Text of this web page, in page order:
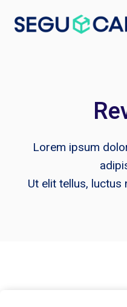
Lorem ipsum
Ut elit tellus,